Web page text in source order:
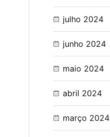
julho 2024
junho 2024
maio 2024
abril 2024
março 2024